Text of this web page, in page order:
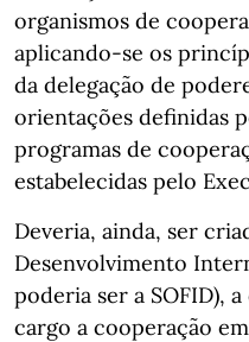
organismos de
aplicando-se os
da delegação de
orientações definidas
programas de
estabelecidas pelo
Deveria, ainda, ser
Desenvolvimento
poderia ser a SOFID),
cargo a cooperação